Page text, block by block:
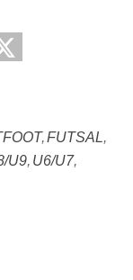
FUTSAL
U9 U6/U7